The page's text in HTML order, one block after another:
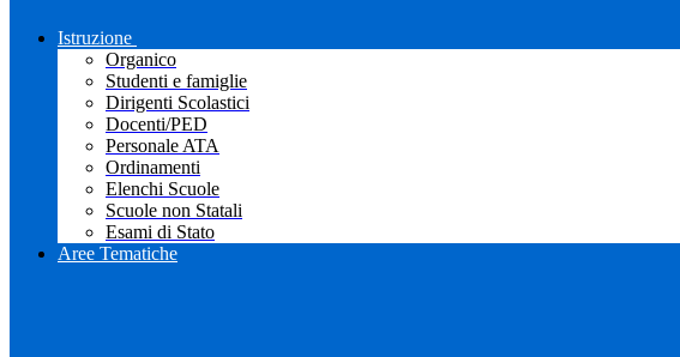
Istruzione
Organico
Studenti e famiglie
Dirigenti Scolastici
Docenti/PED
Personale ATA
Ordinamenti
Elenchi Scuole
Scuole non Statali
Esami di Stato
Aree Tematiche